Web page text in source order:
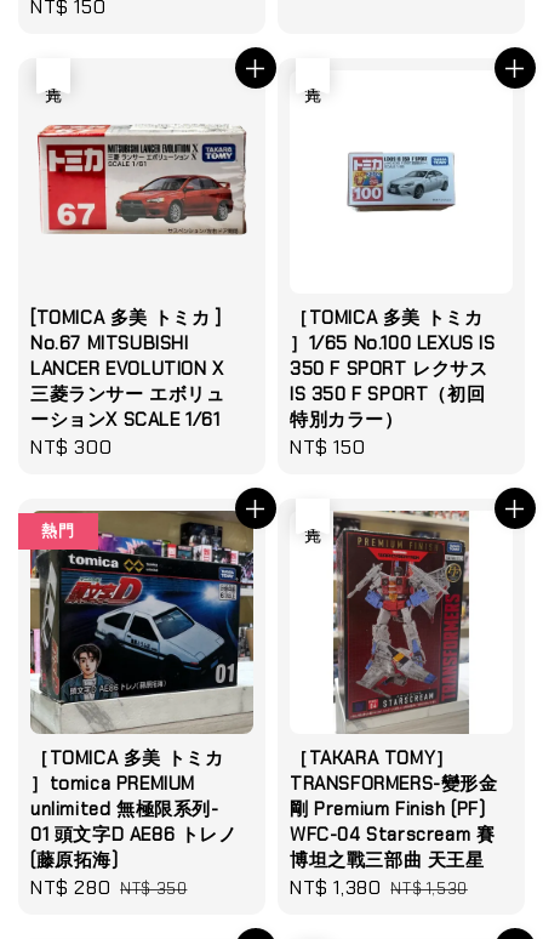
Regular
NT$ 150
[TOMICA 多美 トミカ ]
No.67 MITSUBISHI
LANCER EVOLUTION X
三菱ランサー エボリュ
ーションX SCALE 1/61
Regular
NT$ 300
［TOMICA 多美 トミカ
］1/65 No.100 LEXUS IS
350 F SPORT レクサス
IS 350 F SPORT（初回
特別カラー）
Regular
NT$ 150
熱門
［TOMICA 多美 トミカ
］tomica PREMIUM
unlimited 無極限系列-
01 頭文字D AE86 トレノ
(藤原拓海)
Sale
NT$ 280 Regular
NT$ 350
［TAKARA TOMY］
TRANSFORMERS-變形金
剛 Premium Finish (PF)
WFC-04 Starscream 賽
博坦之戰三部曲 天王星
Sale
NT$ 1,380 Regular
NT$ 1,530